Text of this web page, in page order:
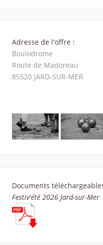
Adresse de l'offre :
Boulodrome
Route de Madoreau
85520 JARD-SUR-MER
Documents
Festiv'été 2026 Jard-sur-Mer